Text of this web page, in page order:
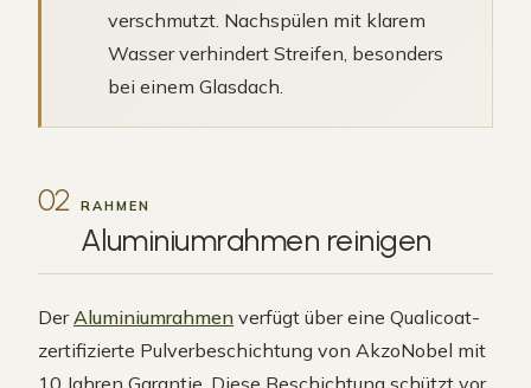
verschmutzt. Nachspülen mit klarem
Wasser verhindert Streifen, besonders
bei einem Glasdach.
02 RAHMEN
Aluminiumrahmen reinigen
DerAluminiumrahmen verfügt über eine Qualicoat-
zertifizierte Pulverbeschichtung von AkzoNobel mit
10 Jahren Garantie. Diese Beschichtung schützt vor